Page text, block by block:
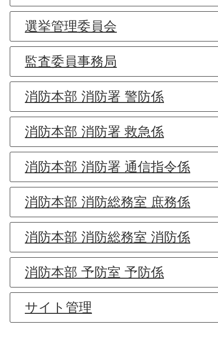
選挙管理委員会
監査委員事務局
消防本部 消防署 警防係
消防本部 消防署 救急係
消防本部 消防署 通信指令係
消防本部 消防総務室 庶務係
消防本部 消防総務室 消防係
消防本部 予防室 予防係
サイト管理